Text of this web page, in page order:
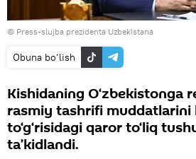
© Press-slujba prezidenta Uzbekistana
Obuna bo‘lish
Kishidaning O‘zbekistonga
rasmiy tashrifi muddatlarini
to‘g‘risidagi qaror to‘liq
ta’kidlandi.